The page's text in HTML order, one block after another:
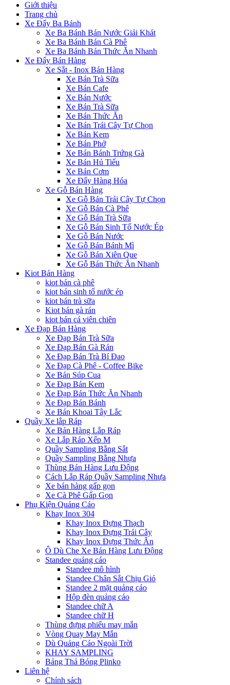
Giới thiệu
Trang chủ
Xe Đẩy Ba Bánh
Xe Ba Bánh Bán Nước Giải Khát
Xe Ba Bánh Bán Cà Phê
Xe Ba Bánh Bán Thức Ăn Nhanh
Xe Đẩy Bán Hàng
Xe Sắt - Inox Bán Hàng
Xe Bán Trà Sữa
Xe Bán Cafe
Xe Bán Nước
Xe Bán Trà Sữa
Xe Bán Thức Ăn
Xe Bán Trái Cây Tự Chọn
Xe Bán Kem
Xe Bán Phở
Xe Bán Bánh Trứng Gà
Xe Bán Hủ Tiếu
Xe Bán Cơm
Xe Đẩy Hàng Hóa
Xe Gỗ Bán Hàng
Xe Gỗ Bán Trái Cây Tự Chọn
Xe Gỗ Bán Cà Phê
Xe Gỗ Bán Trà Sữa
Xe Gỗ Bán Sinh Tố Nước Ép
Xe Gỗ Bán Nước
Xe Gỗ Bán Bánh Mì
Xe Gỗ Bán Xiên Que
Xe Gỗ Bán Thức Ăn Nhanh
Kiot Bán Hàng
kiot bán cà phê
kiot bán sinh tố nước ép
kiot bán trà sữa
Kiot bán gà rán
kiot bán cá viên chiên
Xe Đạp Bán Hàng
Xe Đạp Bán Trà Sữa
Xe Đạp Bán Gà Rán
Xe Đạp Bán Trà Bí Đao
Xe Đạp Cà Phê - Coffee Bike
Xe Bán Súp Cua
Xe Đạp Bán Kem
Xe Đạp Bán Thức Ăn Nhanh
Xe Đạp Bán Bánh
Xe Bán Khoai Tây Lắc
Quầy Xe lắp Ráp
Xe Bán Hàng Lắp Ráp
Xe Lắp Ráp Xếp M
Quầy Sampling Bằng Sắt
Quầy Sampling Bằng Nhựa
Thùng Bán Hàng Lưu Động
Cách Lắp Ráp Quầy Sampling Nhựa
Xe bán hàng gấp gọn
Xe Cà Phê Gấp Gọn
Phụ Kiện Quảng Cáo
Khay Inox 304
Khay Inox Đựng Thạch
Khay Inox Đựng Trái Cây
Khay Inox Đựng Thức Ăn
Ô Dù Che Xe Bán Hàng Lưu Động
Standee quảng cáo
Standee mô hình
Standee Chân Sắt Chịu Gió
Standee 2 mặt quảng cáo
Hộp đèn quảng cáo
Standee chữ A
Standee chữ H
Thùng đựng phiếu may mắn
Vòng Quay May Mắn
Dù Quảng Cáo Ngoài Trời
KHAY SAMPLING
Bảng Thả Bóng Plinko
Liên hệ
Chính sách